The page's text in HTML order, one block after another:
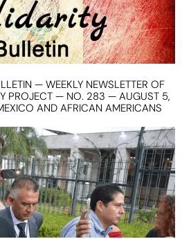
— WEEKLY NEWSLETTER OF
PROJECT — NO. 283 — AUGUST 5,
AND AFRICAN AMERICANS